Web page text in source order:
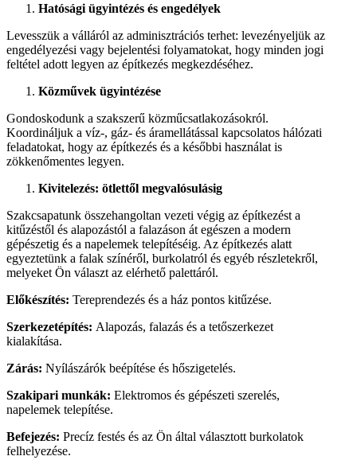
Hatósági ügyintézés és engedélyek
Levesszük a válláról az adminisztrációs terhet: levezényeljük az
engedélyezési vagy bejelentési folyamatokat, hogy minden jogi
feltétel adott legyen az építkezés megkezdéséhez.
Közművek ügyintézése
Gondoskodunk a szakszerű közműcsatlakozásokról.
Koordináljuk a víz-, gáz- és áramellátással kapcsolatos hálózati
feladatokat, hogy az építkezés és a későbbi használat is
zökkenőmentes legyen.
Kivitelezés: ötlettől megvalósulásig
Szakcsapatunk összehangoltan vezeti végig az építkezést a
kitűzéstől és alapozástól a falazáson át egészen a modern
gépészetig és a napelemek telepítéséig. Az építkezés alatt
egyeztetünk a falak színéről, burkolatról és egyéb részletekről,
melyeket Ön választ az elérhető palettáról.
Előkészítés: Tereprendezés és a ház pontos kitűzése.
Szerkezetépítés: Alapozás, falazás és a tetőszerkezet
kialakítása.
Zárás: Nyílászárók beépítése és hőszigetelés.
Szakipari munkák: Elektromos és gépészeti szerelés,
napelemek telepítése.
Befejezés: Precíz festés és az Ön által választott burkolatok
felhelyezése.